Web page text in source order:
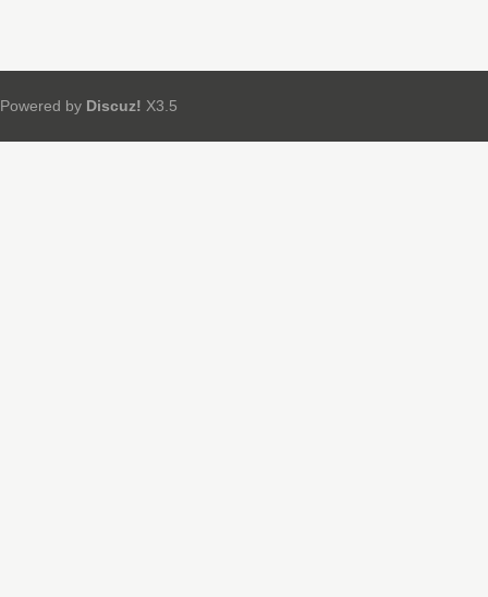
Powered by Discuz! X3.5